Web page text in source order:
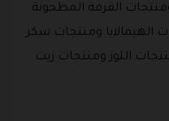
القرفة المطحونة
الهيمالايا ومنتجات سكر
اللوز ومنتجات زيت